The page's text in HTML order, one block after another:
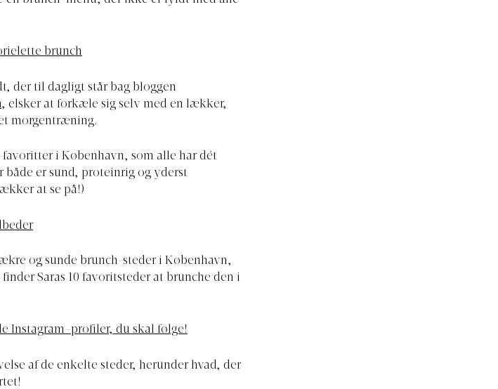
brunch
der til dagligt står bag bloggen
, elsker at forkæle sig selv med en lækker,
morgentræning.
favoritter i København, som alle har dét
er sund, proteinrig og yderst
at se på!)
og sunde brunch-steder i København,
Saras 10 favoritsteder at brunche den i
Instagram-profiler, du skal følge!
af de enkelte steder, herunder hvad, der